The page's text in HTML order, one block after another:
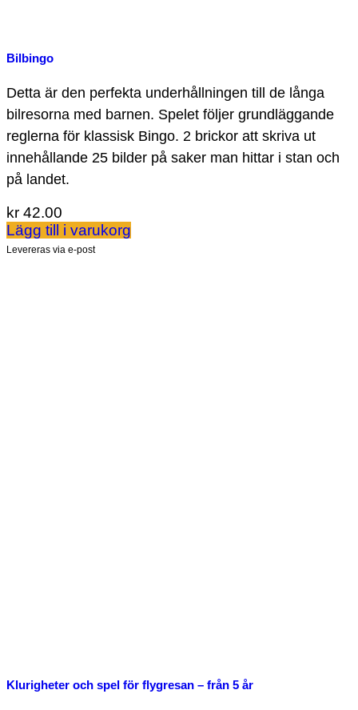
Bilbingo
Detta är den perfekta underhållningen till de långa
bilresorna med barnen. Spelet följer grundläggande
reglerna för klassisk Bingo. 2 brickor att skriva ut
innehållande 25 bilder på saker man hittar i stan och
på landet.
kr 42.00
Lägg till i varukorg
Levereras via e-post
Klurigheter och spel för flygresan – från 5 år